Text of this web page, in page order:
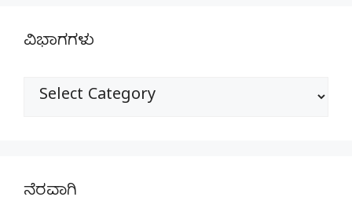
ವಿಭಾಗಗಳು
ವಿಭಾಗಗಳು
ನೆರವಾಗಿ